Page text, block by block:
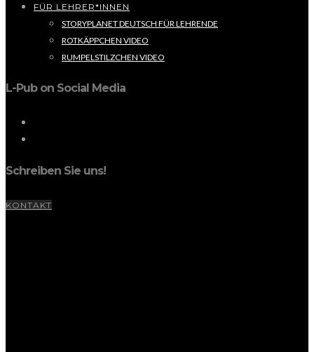
FÜR LEHRER*INNEN
STORYPLANET DEUTSCH FÜR LEHRENDE
ROTKÄPPCHEN VIDEO
RUMPELSTILZCHEN VIDEO
L-Pub on Social Media
Schreiben Sie uns!
KONTAKT